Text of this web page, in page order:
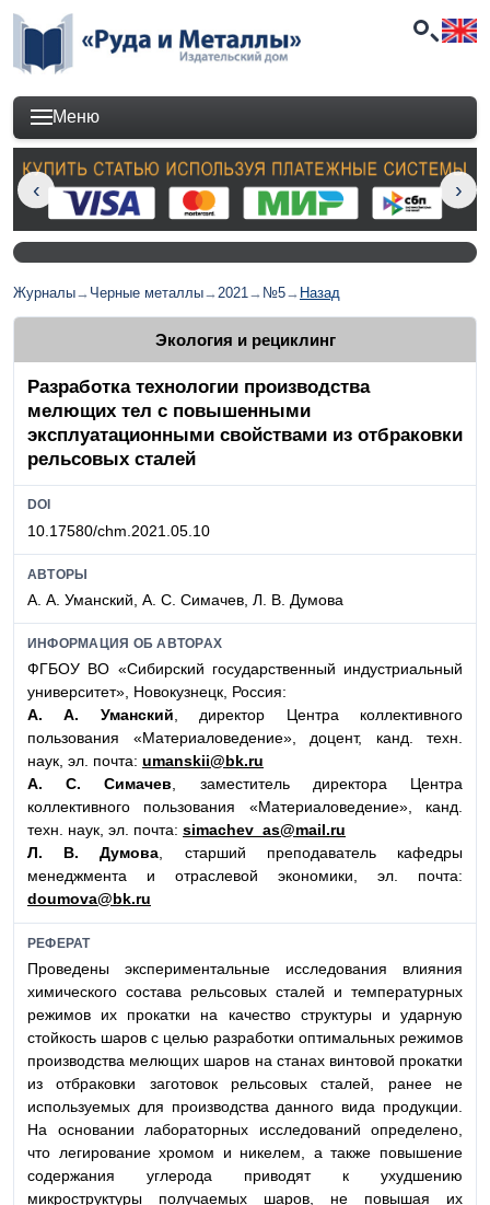
Меню
Журналы→ Черные металлы→2021→ №5→ Назад
Экология и рециклинг
Разработка технологии производства
мелющих тел с повышенными
эксплуатационными свойствами из отбраковки
рельсовых сталей
DOI
10.17580/chm.2021.05.10
АВТОРЫ
А. А. Уманский, А. С. Симачев, Л. В. Думова
ИНФОРМАЦИЯ ОБ АВТОРАХ
ФГБОУ ВО «Сибирский государственный индустриальный
университет», Новокузнецк, Россия:
А. А. Уманский, директор Центра коллективного
пользования «Материаловедение», доцент, канд. техн.
наук, эл. почта: umanskii@bk.ru
А. С. Симачев, заместитель директора Центра
коллективного пользования «Материаловедение», канд.
техн. наук, эл. почта: simachev_as@mail.ru
Л. В. Думова, старший преподаватель кафедры
менеджмента и отраслевой экономики, эл. почта:
doumova@bk.ru
РЕФЕРАТ
Проведены экспериментальные исследования влияния
химического состава рельсовых сталей и температурных
режимов их прокатки на качество структуры и ударную
стойкость шаров с целью разработки оптимальных режимов
производства мелющих шаров на станах винтовой прокатки
из отбраковки заготовок рельсовых сталей, ранее не
используемых для производства данного вида продукции.
На основании лабораторных исследований определено,
что легирование хромом и никелем, а также повышение
содержания углерода приводят к ухудшению
микроструктуры получаемых шаров, не повышая их